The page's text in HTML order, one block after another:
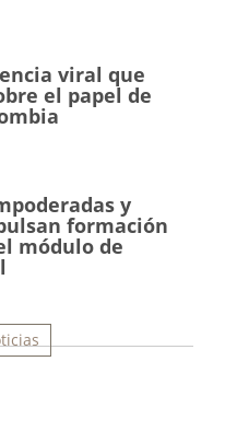
viral que
el papel de
y
formación
módulo de